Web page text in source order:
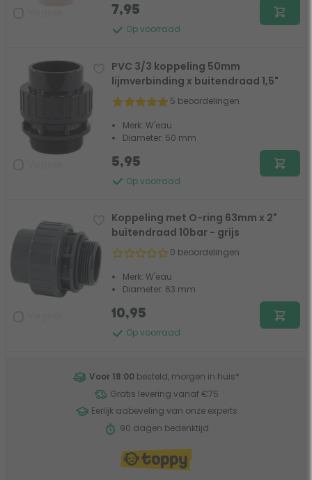
Op voorraad
7,95
PVC 3/3 koppeling 50mm
lijmverbinding x buitendraad 1,5"
5 beoordelingen
Merk: W'eau
Diameter: 50 mm
Op voorraad
5,95
Koppeling met O-ring 63mm x 2"
buitendraad 10bar - grijs
0 beoordelingen
Merk: W'eau
Diameter: 63 mm
Op voorraad
10,95
Voor 18:00 besteld, morgen in huis*
Gratis levering vanaf €75
Eerlijk aabeveling van onze experts
90 dagen bedenktijd